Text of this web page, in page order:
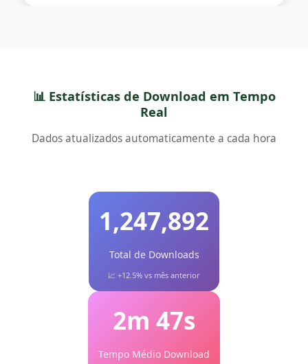
📊 Estatísticas de Download em Tempo
Real
Dados atualizados automaticamente a cada hora
1,247,892
Total de Downloads
📈 +12.5% vs mês anterior
2m 47s
Tempo Médio Download